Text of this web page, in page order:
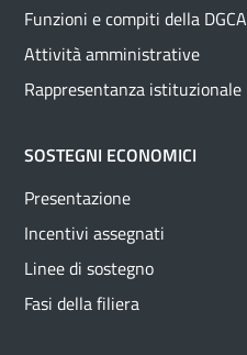
Funzioni e compiti della DGCA
Attività amministrative
Rappresentanza istituzionale
SOSTEGNI ECONOMICI
Presentazione
Incentivi assegnati
Linee di sostegno
Fasi della filiera